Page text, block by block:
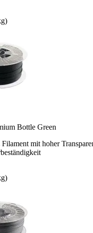
Bottle Green
mit hoher